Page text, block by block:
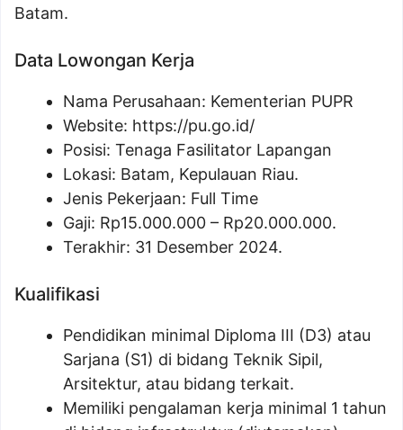
Batam.
Data Lowongan Kerja
Nama Perusahaan: Kementerian PUPR
Website: https://pu.go.id/
Posisi: Tenaga Fasilitator Lapangan
Lokasi: Batam, Kepulauan Riau.
Jenis Pekerjaan: Full Time
Gaji: Rp15.000.000 – Rp20.000.000.
Terakhir: 31 Desember 2024.
Kualifikasi
Pendidikan minimal Diploma III (D3) atau
Sarjana (S1) di bidang Teknik Sipil,
Arsitektur, atau bidang terkait.
Memiliki pengalaman kerja minimal 1 tahun